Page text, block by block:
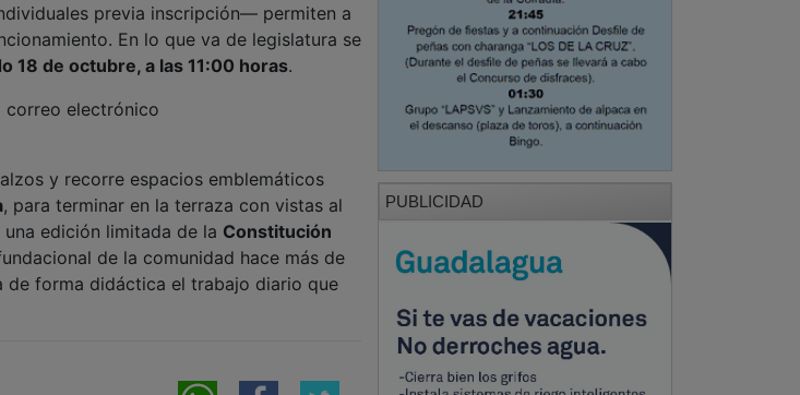
previa inscripción— permiten a
En lo que va de legislatura se
18 de octubre, a las 11:00 horas.
correo electrónico
y recorre espacios emblemáticos
, para terminar en la terraza con vistas al
edición limitada de la Constitución
de la comunidad hace más de
de forma didáctica el trabajo diario que
PUBLICIDAD